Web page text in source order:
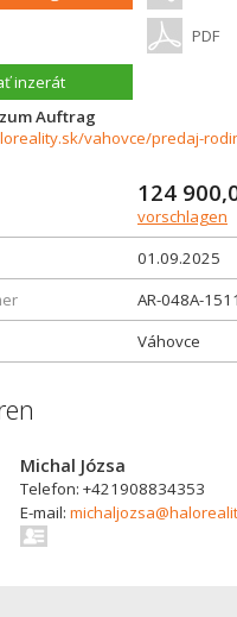
PDF
inzerát
Auftrag
124
vorschlagen
01.09.2025
AR-048A-
Váhovce
Michal Józsa
Telefon: +421908834353
E-mail: